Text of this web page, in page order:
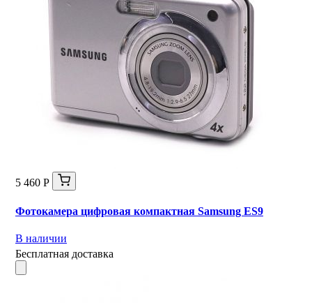
5 460 Р
Фотокамера цифровая компактная Samsung ES9
В наличии
Бесплатная доставка